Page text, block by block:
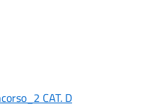
CAT. D